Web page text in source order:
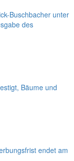
Buschbacher unter
des
Bäume und
endet am